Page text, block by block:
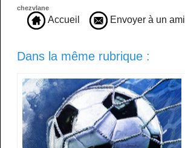
chezvlane
Accueil Envoyer à un ami
Dans la même rubrique :